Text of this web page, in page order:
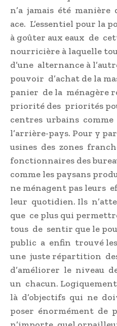
n’a jamais été
ace. L’essentiel pour la
à goûter aux eaux de
nourricière à laquelle
d’une alternance à
pouvoir d’achat de la
panier de la ménagère
priorité des priorités
centres urbains comme
l’arrière-pays. Pour y
usines des zones
fonctionnaires des
comme les paysans
ne ménagent pas leurs
leur quotidien. Ils
que ce plus qui
tous de sentir que le
public a enfin trouvé les
une juste répartition
d’améliorer le niveau
un chacun.
là d’objectifs qui ne
poser énormément de